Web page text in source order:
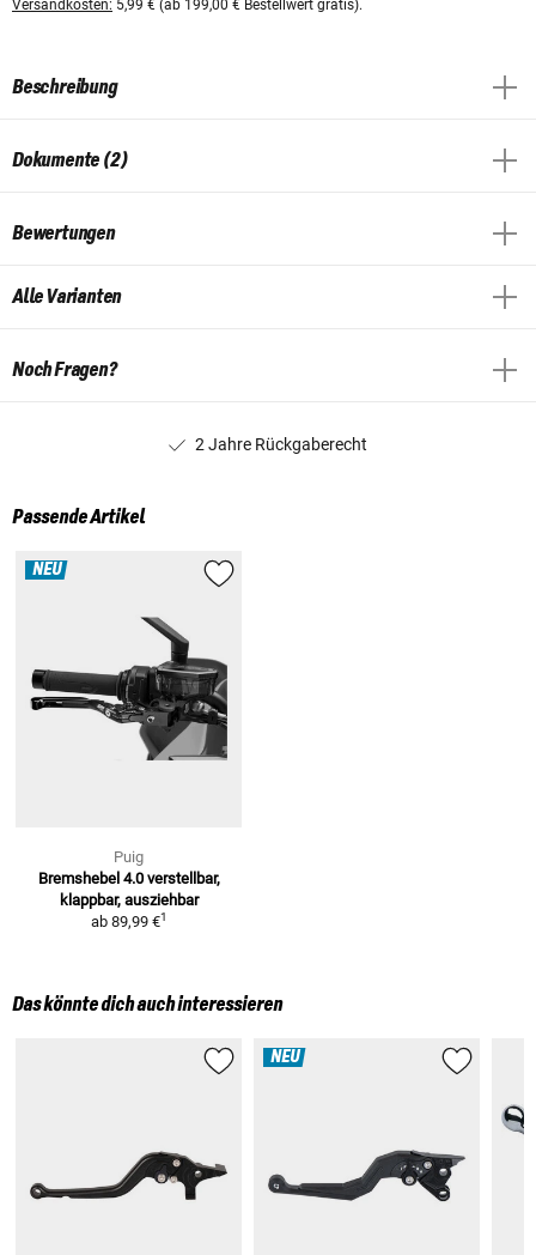
Versandkosten: 5,99 € (ab 199,00 € Bestellwert gratis).
Beschreibung
Dokumente (2)
Bewertungen
Alle Varianten
Noch Fragen?
2 Jahre Rückgaberecht
Passende Artikel
NEU
Puig
Bremshebel 4.0 verstellbar,
klappbar, ausziehbar
ab 89,99 €1
Das könnte dich auch interessieren
NEU